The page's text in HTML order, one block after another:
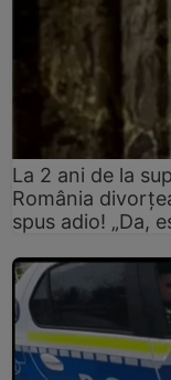
La 2 ani de la
România
spus adio! „Da,